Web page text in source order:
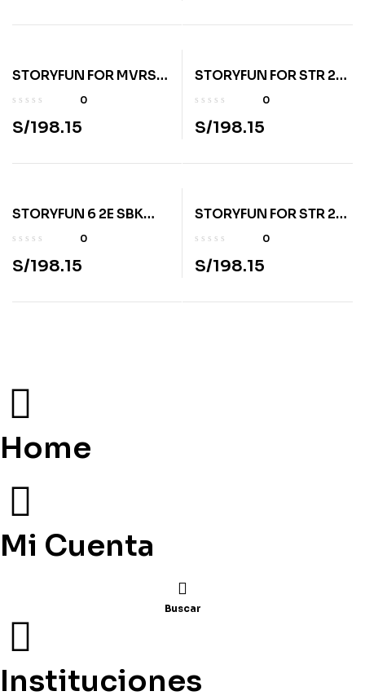
STORYFUN FOR MVRS
2E L3 SB W/ONL
0
S/198.15
STORYFUN FOR STR 2E
L1 SBK W/ONL
0
S/198.15
STORYFUN 6 2E SBK
W/ONL ACT&HOM FUN
0
S/198.15
STORYFUN FOR STR 2E
L2 SBK W/ONL
0
S/198.15
Home
Mi Cuenta
Buscar
Instituciones